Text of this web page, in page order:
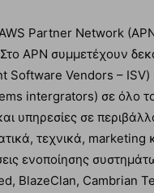
Partner Network
APN συμμετέχουν
Vendors – ISV)
intergrators) σε όλο
υπηρεσίες σε
τεχνικά, marketing
ενοποίησης
BlazeClan, Cambrian